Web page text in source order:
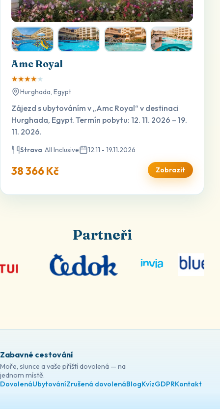
Amc Royal
★★★★★
Hurghada, Egypt
Zájezd s ubytováním v „Amc Royal“ v destinaci
Hurghada, Egypt. Termín pobytu: 12. 11. 2026 – 19.
11. 2026.
Strava All Inclusive 12.11 - 19.11.2026
38 366 Kč Zobrazit
Partneři
Zabavné cestování
Moře, slunce a vaše příští dovolená — na
jednom místě.
DovolenáUbytováníZrušená dovolenáBlogKvízGDPRKontakt